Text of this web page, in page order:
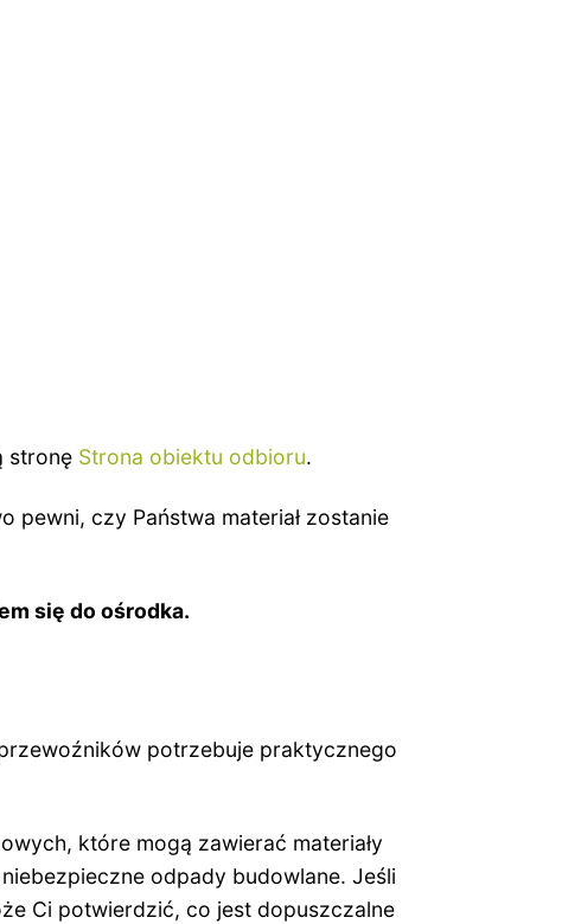
stronę Strona obiektu odbioru.
pewni, czy Państwa materiał zostanie
się do ośrodka.
potrzebuje praktycznego
które mogą zawierać materiały
odpady budowlane. Jeśli
Ci potwierdzić, co jest dopuszczalne